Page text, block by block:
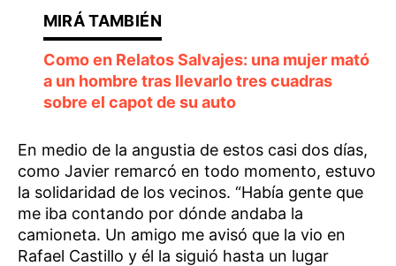
Como en Relatos Salvajes: una mujer mató
a un hombre tras llevarlo tres cuadras
sobre el capot de su auto
En medio de la angustia de estos casi dos días,
como Javier remarcó en todo momento, estuvo
la solidaridad de los vecinos. “Había gente que
me iba contando por dónde andaba la
camioneta. Un amigo me avisó que la vio en
Rafael Castillo y él la siguió hasta un lugar